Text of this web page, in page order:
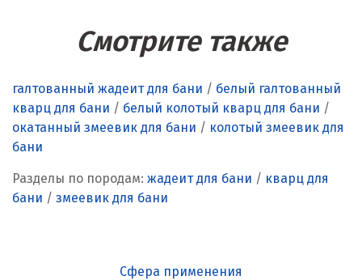
Смотрите также
галтованный жадеит для бани / белый галтованный
кварц для бани / белый колотый кварц для бани /
окатанный змеевик для бани / колотый змеевик для
бани
Разделы по породам: жадеит для бани / кварц для
бани / змеевик для бани
Сфера применения